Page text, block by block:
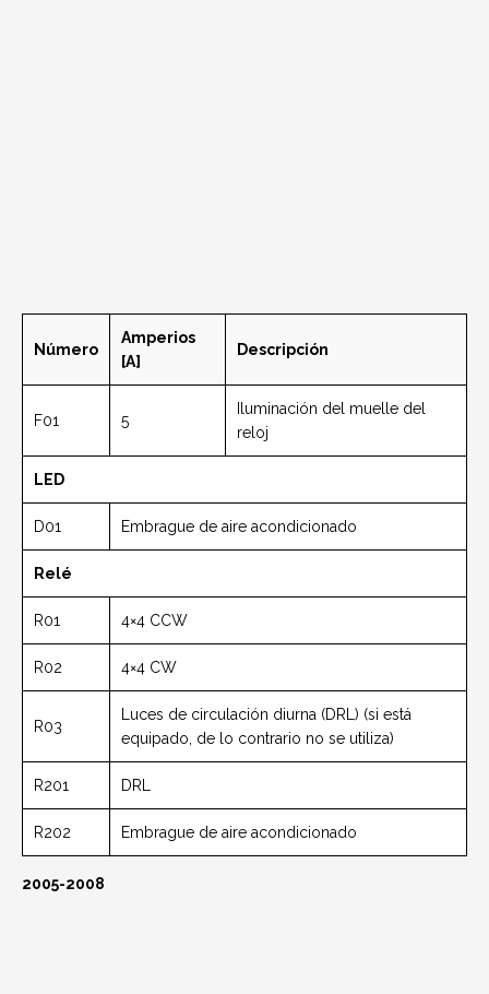
Número
Amperios
[A]
Descripción
F01 5
Iluminación del muelle del
reloj
LED
D01 Embrague de aire acondicionado
Relé
R01 4×4 CCW
R02 4×4 CW
R03
Luces de circulación diurna (DRL) (si está
equipado, de lo contrario no se utiliza)
R201 DRL
R202 Embrague de aire acondicionado
2005-2008